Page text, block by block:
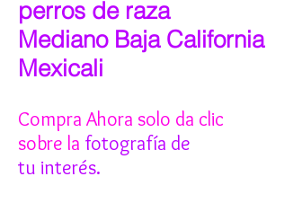
perros de raza
Mediano Baja California
Mexicali
Compra Ahora solo da clic
sobre la fotografía de
tu interés.